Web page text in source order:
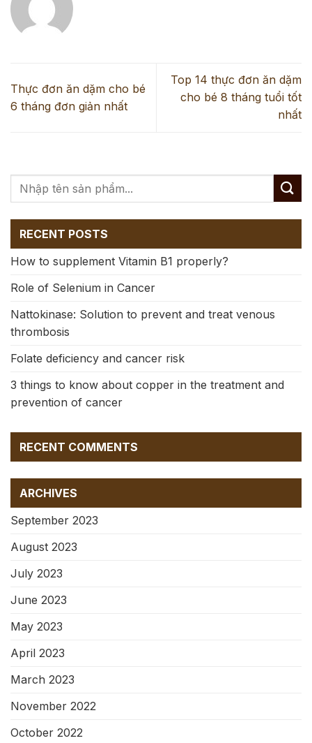
Thực đơn ăn dặm cho bé
6 tháng đơn giản nhất
Top 14 thực đơn ăn dặm
cho bé 8 tháng tuổi tốt
nhất
RECENT POSTS
How to supplement Vitamin B1 properly?
Role of Selenium in Cancer
Nattokinase: Solution to prevent and treat venous
thrombosis
Folate deficiency and cancer risk
3 things to know about copper in the treatment and
prevention of cancer
RECENT COMMENTS
ARCHIVES
September 2023
August 2023
July 2023
June 2023
May 2023
April 2023
March 2023
November 2022
October 2022